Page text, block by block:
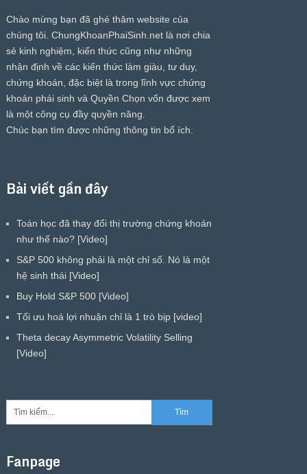
Chào mừng bạn đã ghé thăm website của
chúng tôi. ChungKhoanPhaiSinh.netlà nơi chia
sẻ kinh nghiệm, kiến thức cũng như những
nhận định về các kiến thức làm giàu, tư duy,
chứng khoán, đặc biệt là trong lĩnh vực chứng
khoán phái sinh và Quyền Chọn vốn được xem
là một công cụ đầy quyền năng.
Chúc bạn tìm được những thông tin bổ ích.
Bài viết gần đây
Toán học đã thay đổi thị trường chứng khoán
như thế nào? [Video]
S&P 500 không phải là một chỉ số. Nó là một
hệ sinh thái [Video]
Buy Hold S&P 500 [Video]
Tối ưu hoá lợi nhuận chỉ là 1 trò bịp [video]
Theta decay Asymmetric Volatility Selling
[Video]
Fanpage